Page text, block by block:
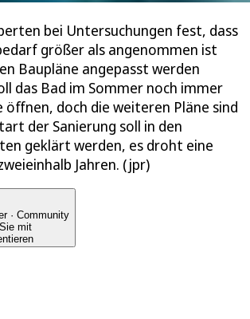
bei Untersuchungen fest, dass
größer als angenommen ist
Baupläne angepasst werden
das Bad im Sommer noch immer
öffnen, doch die weiteren Pläne sind
der Sanierung soll in den
geklärt werden, es droht eine
Jahren. (jpr)
· Community
mit